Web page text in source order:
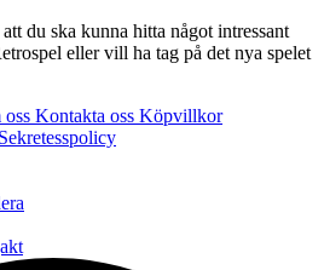
du ska kunna hitta något intressant
eller vill ha tag på det nya spelet
oss Kontakta oss Köpvillkor
Sekretesspolicy